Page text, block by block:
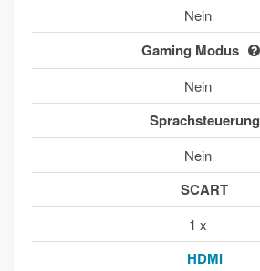
Nein
Gaming Modus
Nein
Sprachsteuerung
Nein
SCART
1 x
HDMI